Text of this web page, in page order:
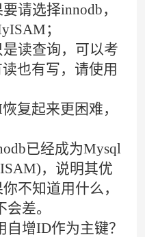
请选择innodb，
；
读查询，可以考
也有写，请使用
复起来更困难，
已经成为Mysql
，说明其优
不知道用什么，
差。
增ID作为主键？